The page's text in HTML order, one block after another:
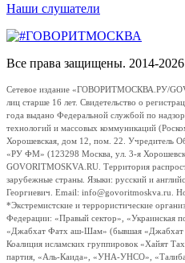
Наши слушатели
Все права защищены. 2014-
Сетевое издание «ГОВОРИТМОСКВА.РУ/
лиц старше 16 лет. Свидетельство о
года выдано Федеральной службой по
технологий и массовых коммуникаций
Хорошевская, дом 12, пом. 22. Учредитель
«РУ ФМ» (123298 Москва, ул. 3-я
GOVORITMOSKVA.RU. Территория
зарубежные страны. Языки: русский и
Георгиевич. Email: info@govoritmoskva.ru.
*Экстремистские и террористические
Федерации: «Правый сектор», «Украинская
«Джабхат Фатх аш-Шам» (бывшая «Джабхат
Коалиция исламских группировок «Хайят
партия, «Аль-Каида», «УНА-УНСО»,